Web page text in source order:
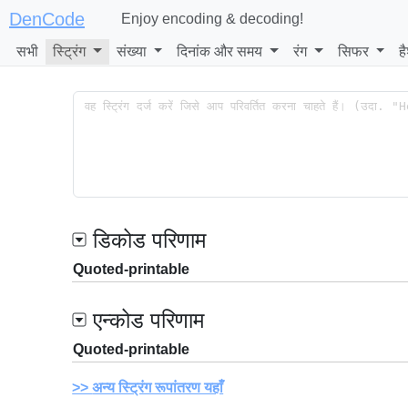
DenCode Enjoy encoding & decoding!
सभी स्ट्रिंग संख्या दिनांक और समय रंग सिफर
डिकोड परिणाम
Quoted-printable
एन्कोड परिणाम
Quoted-printable
अन्य स्ट्रिंग रूपांतरण यहाँ